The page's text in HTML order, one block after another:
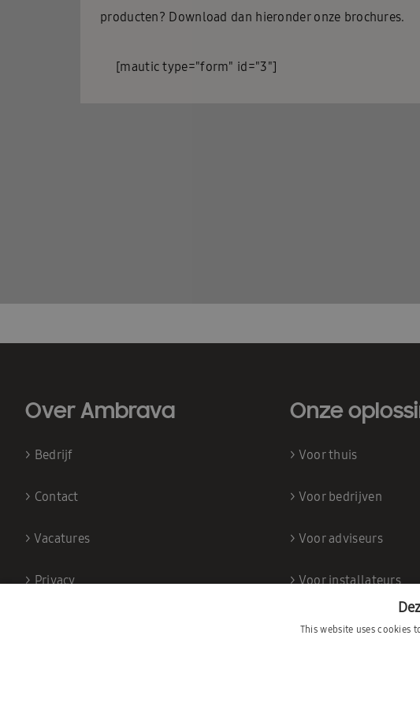
producten? Download dan hieronder onze brochures.
[mautic type="form" id="3"]
Over Ambrava
> Bedrijf
> Contact
> Vacatures
>Privacy
Onze
> Voor thuis
> Voor bedrijven
> Voor adviseurs
>Voor installateurs
This website uses cookies